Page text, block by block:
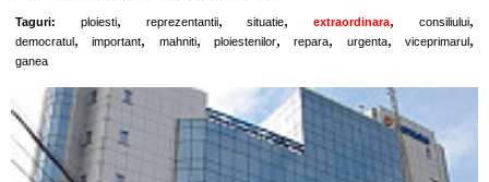
Taguri: ploiesti, reprezentantii, situatie, extraordinara, consiliului,
democratul , important, mahniti, ploiestenilor, repara, urgenta, viceprimarul ,
ganea